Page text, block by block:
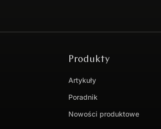
Produkty
Artykuły
Poradnik
Nowości produktowe